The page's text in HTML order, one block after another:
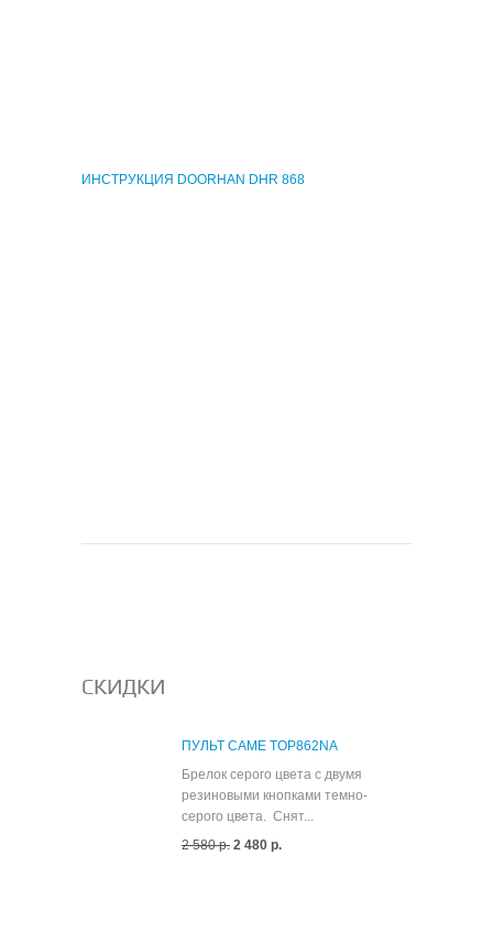
ИНСТРУКЦИЯ DOORHAN DHR 868
СКИДКИ
ПУЛЬТ CAME TOP862NA
Брелок серого цвета с двумя
резиновыми кнопками темно-
серого цвета. Снят...
2 580 р. 2 480 р.